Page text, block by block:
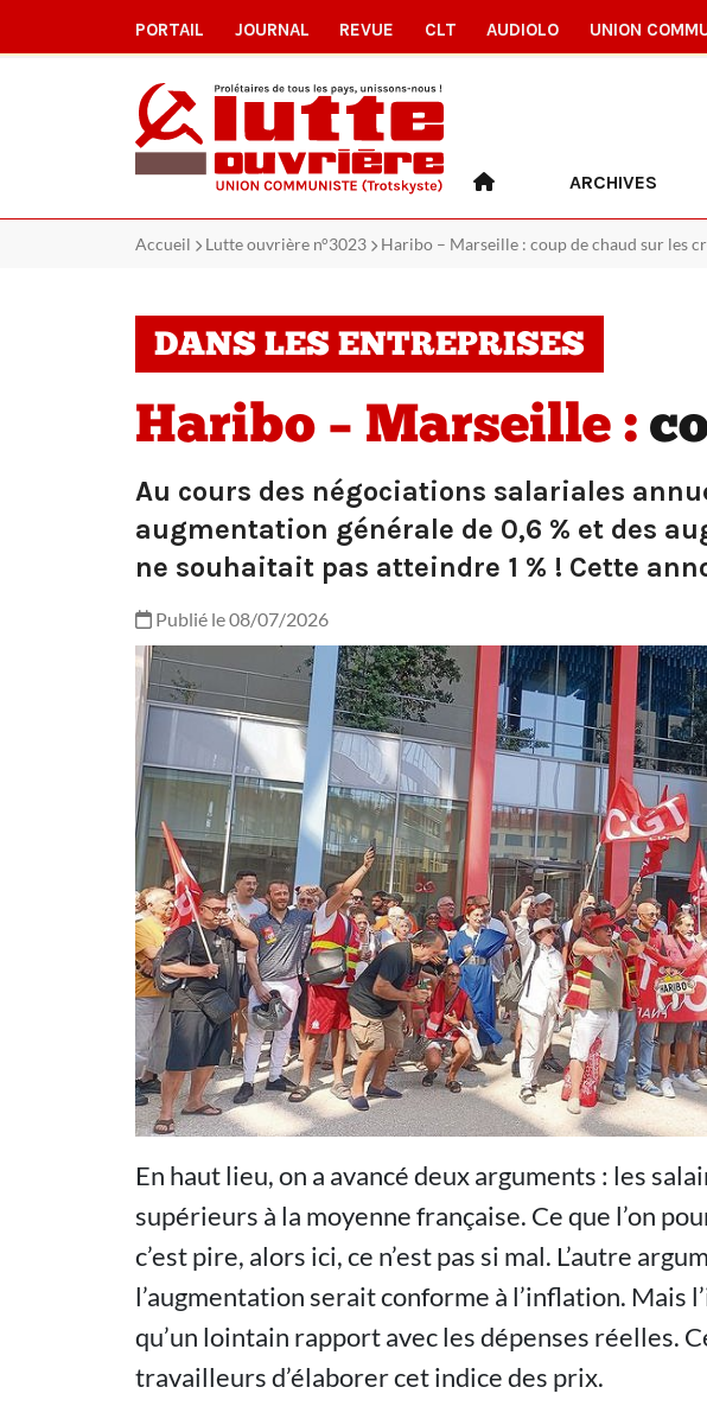
PORTAIL JOURNAL REVUE CLT AUDIOLO UNION
ARCHIVES
Accueil Lutte ouvrière n°3023 Haribo – Marseille : coup de chaud sur les
DANS LES ENTREPRISES
Haribo – Marseille :
Au cours des négociations salariales
augmentation générale de 0,6 % et des
ne souhaitait pas atteindre 1 % ! Cette
Publié le 08/07/2026
En haut lieu, on a avancé deux arguments : les
supérieurs à la moyenne française. Ce que l’on
c’est pire, alors ici, ce n’est pas si mal. L’autre
l’augmentation serait conforme à l’inflation. Mais
qu’un lointain rapport avec les dépenses réelles.
travailleurs d’élaborer cet indice des prix.